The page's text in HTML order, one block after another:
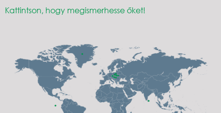
Kattintson, hogy megismerhesse őket!